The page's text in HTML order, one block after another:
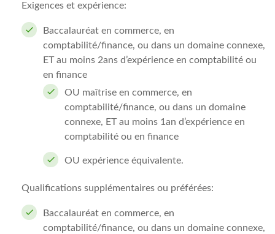
Exigences et expérience:
Baccalauréat en commerce, en
comptabilité/finance, ou dans un domaine connexe,
ET au moins 2ans d’expérience en comptabilité ou
en finance
OU maîtrise en commerce, en
comptabilité/finance, ou dans un domaine
connexe, ET au moins 1an d’expérience en
comptabilité ou en finance
OU expérience équivalente.
Qualifications supplémentaires ou préférées:
Baccalauréat en commerce, en
comptabilité/finance, ou dans un domaine connexe,